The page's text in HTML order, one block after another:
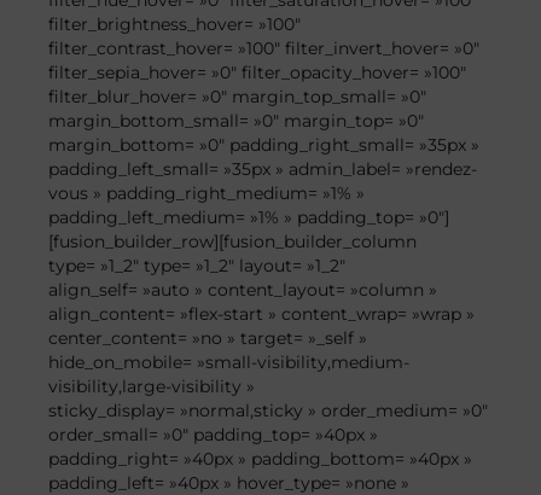
filter_brightness_hover= »100″
filter_contrast_hover= »100″ filter_invert_hover= »0″
filter_sepia_hover= »0″ filter_opacity_hover= »100″
filter_blur_hover= »0″ margin_top_small= »0″
margin_bottom_small= »0″ margin_top= »0″
margin_bottom= »0″ padding_right_small= »35px »
padding_left_small= »35px » admin_label= »rendez-
vous » padding_right_medium= »1% »
padding_left_medium= »1% » padding_top= »0″]
[fusion_builder_row][fusion_builder_column
type= »1_2″ type= »1_2″ layout= »1_2″
align_self= »auto » content_layout= »column »
align_content= »flex-start » content_wrap= »wrap »
center_content= »no » target= »_self »
hide_on_mobile= »small-visibility,medium-
visibility,large-visibility »
sticky_display= »normal,sticky » order_medium= »0″
order_small= »0″ padding_top= »40px »
padding_right= »40px » padding_bottom= »40px »
padding_left= »40px » hover_type= »none »